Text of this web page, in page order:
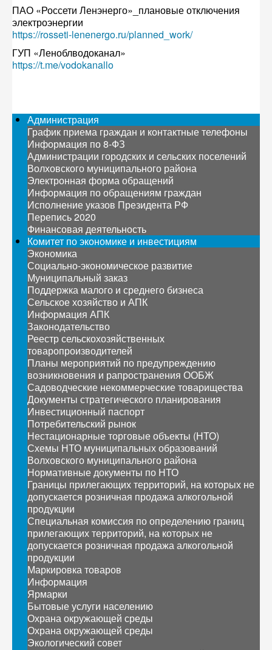
ПАО «Россети Ленэнерго»_плановые отключения
электроэнергии
https://rosseti-lenenergo.ru/planned_work/
ГУП «Леноблводоканал»
https://t.me/vodokanallo
Администрация
График приема граждан и контактные телефоны
Информация по 8-ФЗ
Администрации городских и сельских поселений
Волховского муниципального района
Электронная форма обращений
Информация по обращениям граждан
Исполнение указов Президента РФ
Перепись 2020
Финансовая деятельность
Комитет по экономике и инвестициям
Экономика
Социально-экономическое развитие
Муниципальный заказ
Поддержка малого и среднего бизнеса
Сельское хозяйство и АПК
Информация АПК
Законодательство
Реестр сельскохозяйственных
товаропроизводителей
Планы мероприятий по предупреждению
возникновения и рапространения ООБЖ
Садоводческие некоммерческие товарищества
Документы стратегического планирования
Инвестиционный паспорт
Потребительский рынок
Нестационарные торговые объекты (НТО)
Схемы НТО муниципальных образований
Волховского муниципального района
Нормативные документы по НТО
Границы прилегающих территорий, на которых не
допускается розничная продажа алкогольной
продукции
Специальная комиссия по определению границ
прилегающих территорий, на которых не
допускается розничная продажа алкогольной
продукции
Маркировка товаров
Информация
Ярмарки
Бытовые услуги населению
Охрана окружающей среды
Охрана окружающей среды
Экологический совет